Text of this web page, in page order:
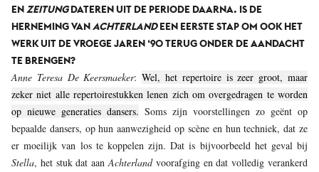
ENZEITUNGDATEREN UIT DE PERIODE DAARNA. IS DE
HERNEMING VANACHTERLANDEEN EERSTE STAP OM OOK HET
WERK UIT DE VROEGE JAREN ‘90 TERUG ONDER DE AANDACHT
TE BRENGEN?
Anne Teresa De Keersmaeker:Wel, het repertoire is zeer groot, maar
zeker niet alle repertoirestukken lenen zich om overgedragen te worden
op nieuwe generaties dansers. Soms zijn voorstellingen zo geënt op
bepaalde dansers, op hun aanwezigheid op scène en hun techniek, dat ze
er moeilijk van los te koppelen zijn. Dat is bijvoorbeeld het geval bij
Stella, het stuk dat aanAchterlandvoorafging en dat volledig verankerd